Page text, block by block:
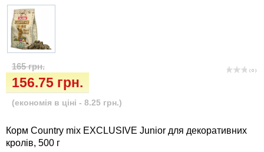
( 0 )
165 грн.
156.75 грн.
(економія в ціні - 8.25 грн.)
Корм Country mix EXCLUSIVE Junior для декоративних
кролів, 500 г
Ласощі та корма
Vet Diet Canine Wet - ветеринарные диеты
для собак
коврики
Миски, автогодівниці, поїлки
Одяг та взуття